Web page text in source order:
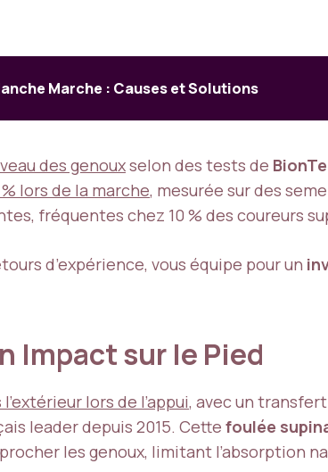
Marche : Causes et Solutions
des genouxselon des tests de
lors de la marche, mesurée sur des
fréquentes chez 10 % des coureurs
d’expérience, vous équipe pour un
Impact sur le Pied
lors de l’appui, avec un
leader depuis 2015. Cette foulée
les genoux, limitant l’absorption